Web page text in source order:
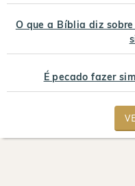
O que a Bíblia diz
É pecado fazer